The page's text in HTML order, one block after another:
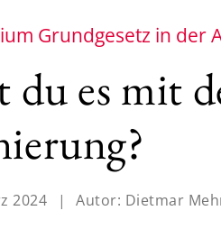
Grundgesetz in der
du es mit
2024 | Autor: Dietmar